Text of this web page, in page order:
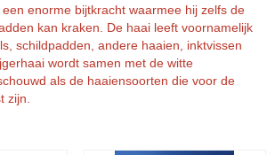
enorme bijtkracht waarmee hij zelfs de
kan kraken. De haai leeft voornamelijk
schildpadden , andere haaien, inktvissen
wordt samen met de witte
als de haaiensoorten die voor de
zijn.